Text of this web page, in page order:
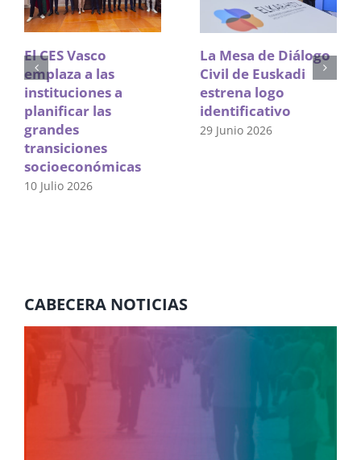
El CES Vasco
emplaza a las
instituciones a
planificar las
grandes
transiciones
socioeconómicas
10 Julio 2026
La Mesa de Diálogo
Civil de Euskadi
estrena logo
identificativo
29 Junio 2026
CABECERA NOTICIAS